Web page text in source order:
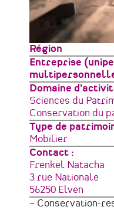
Zone
géographique
Région
Type
de
structure
Entreprise
Domaine
Sciences du
Conservation du
Type de
Mobilier
Contact :
Frenkel Natacha
Adresse
3 rue Nationale
56250 Elven
France
– Conservation-